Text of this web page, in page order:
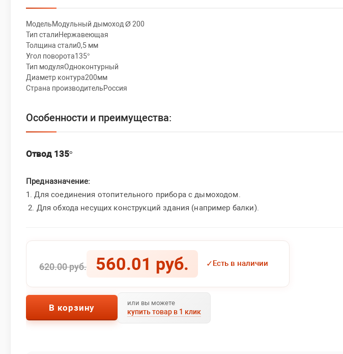
МодельМодульный дымоход Ø 200
Тип сталиНержавеющая
Толщина стали0,5 мм
Угол поворота135°
Тип модуляОдноконтурный
Диаметр контура200мм
Страна производительРоссия
Особенности и преимущества:
Отвод 135°
Предназначение:
1. Для соединения отопительного прибора с дымоходом.
2. Для обхода несущих конструкций здания (например балки).
620.00 руб. 560.01 руб. ✓Есть в наличии
В корзину или вы можете
купить товар в 1 клик